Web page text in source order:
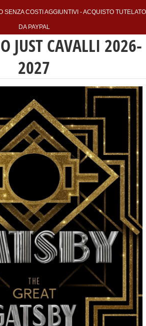
SENZA COSTI AGGIUNTIVI - ACQUISTO TUTELATO
DA PAYPAL
JUST CAVALLI 2026-
2027